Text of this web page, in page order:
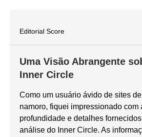
Editorial Score
Uma Visão Abrangente
Inner Circle
Como um usuário ávido de sites
namoro, fiquei impressionado com
profundidade e detalhes
análise do Inner Circle. As